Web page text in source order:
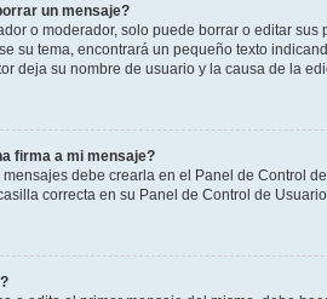
un mensaje?
o moderador, solo puede borrar o editar
su tema, encontrará un pequeño texto
deja su nombre de usuario y la causa de la
firma a mi mensaje?
mensajes debe crearla en el Panel de Control
correcta en su Panel de Control de